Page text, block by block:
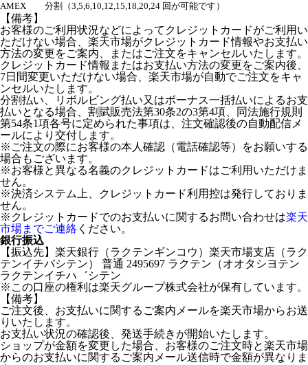
AMEX
分割（3,5,6,10,12,15,18,20,24 回が可能です）
【備考】
お客様のご利用状況などによってクレジットカードがご利用い
ただけない場合、楽天市場がクレジットカード情報やお支払い
方法の変更をご案内、またはご注文をキャンセルいたします。
クレジットカード情報またはお支払い方法の変更をご案内後、
7日間変更いただけない場合、楽天市場が自動でご注文をキャ
ンセルいたします。
分割払い、リボルビング払い又はボーナス一括払いによるお支
払いとなる場合、割賦販売法第30条2の3第4項、同法施行規則
第54条1項各号に定められた事項は、注文確認後の自動配信メ
ールにより交付します。
※ご注文の際にお客様の本人確認（電話確認等）をお願いする
場合もございます。
※お客様と異なる名義のクレジットカードはご利用いただけま
せん。
※決済システム上、クレジットカード利用控は発行しておりま
せん。
※クレジットカードでのお支払いに関するお問い合わせは楽天
市場までご連絡 ください。
銀行振込
【振込先】楽天銀行（ラクテンギンコウ）楽天市場支店（ラク
テンイチバシテン） 普通 2495697 ラクテン（オオタシヨテン
ラクテンイチハ゛シテン
※この口座の権利は楽天グループ株式会社が保有しています。
【備考】
ご注文後、お支払いに関するご案内メールを楽天市場からお送
りいたします。
お支払い状況の確認後、発送手続きが開始いたします。
ショップが金額を変更した場合、お客様のご注文時と楽天市場
からのお支払いに関するご案内メール送信時で金額が異なりま